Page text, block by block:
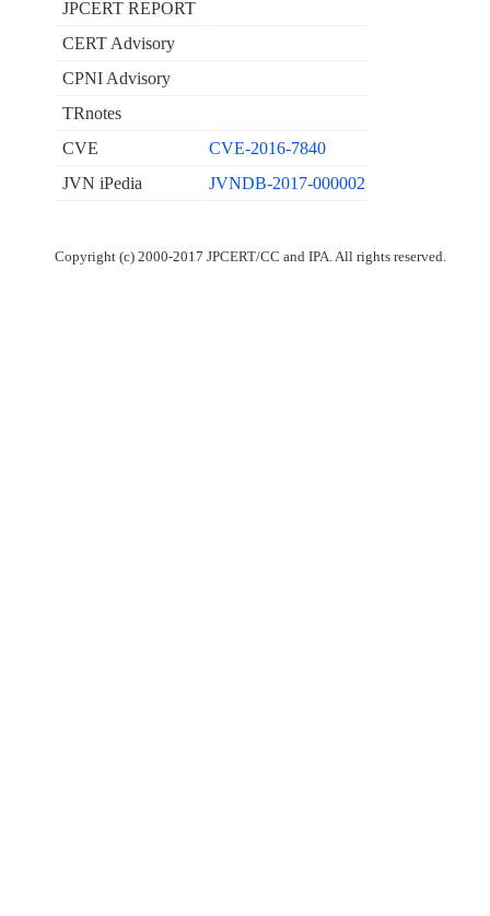
JPCERT REPORT
CERT Advisory
CPNI Advisory
TRnotes
CVE
CVE-2016-7840
JVN iPedia
JVNDB-2017-000002
Copyright (c) 2000-2017 JPCERT/CC and IPA. All rights reserved.